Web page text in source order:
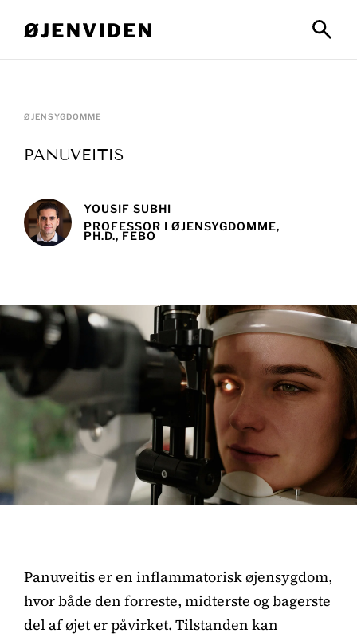
ØJENSYGDOMME
PANUVEITIS
YOUSIF SUBHI
PROFESSOR I ØJENSYGDOMME,
PH.D., FEBO
Panuveitis er en inflammatorisk øjensygdom,
hvor både den forreste, midterste og bagerste
del af øjet er påvirket. Tilstanden kan